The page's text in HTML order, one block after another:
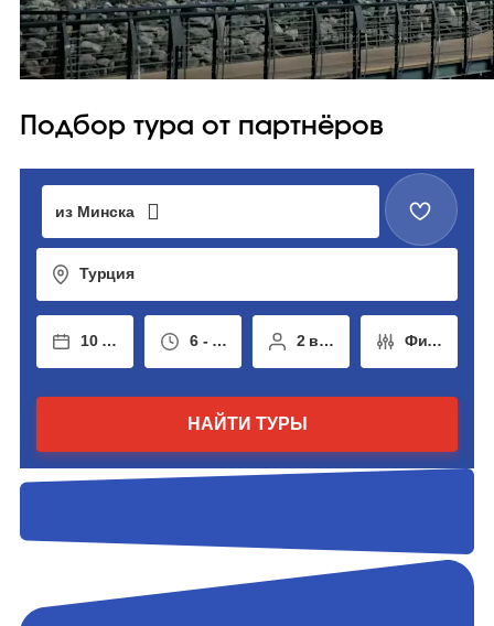
Подбор тура от партнёров
из Минска
Турция
10 авг - 19 авг 6 - 14 ночей 2 взрослых Фильтры
НАЙТИ ТУРЫ